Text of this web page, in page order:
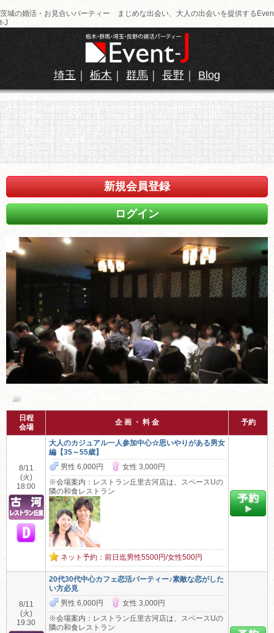
茨城の婚活・お見合いパーティー まじめな出会い、大人の出会いを提供するEven
t-J
埼玉 ｜ 栃木 ｜ 群馬 ｜ 長野 ｜ Blog
Home
古河
パーティー
つくば市
パーティー
水戸市
パーティー
土浦市
パーティー
ひたちなか市
パーティー
筑西市
パーティー
新規会員登録
ログイン
日程
会場
企 画 ・ 料 金 予約
8/11
(火)
18:00
大人のカジュアル一人参加中心☆思いやりがある男女
編【35～55歳】
男性 6,000円
女性 3,000円
※会場案内：レストラン丘里古河店は、スペースUの
隣の和食レストラン
ネット予約：前日迄男性5500円/女性500円
8/11
(火)
19:30
20代30代中心カフェ恋活パーティー♪素敵な恋がした
い方必見
男性 6,000円
女性 3,000円
※会場案内：レストラン丘里古河店は、スペースUの
隣の和食レストラン